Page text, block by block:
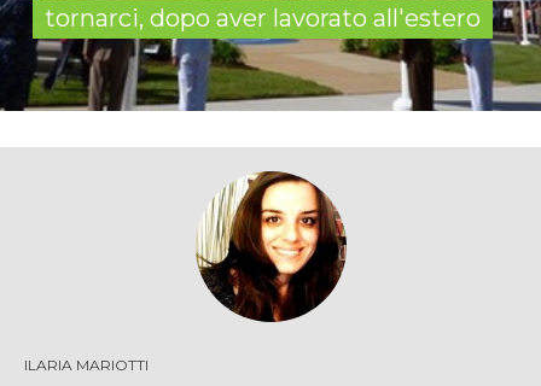
tornarci, dopo aver lavorato all'estero
ILARIA MARIOTTI